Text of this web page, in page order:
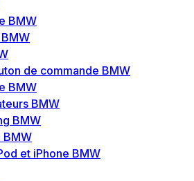
BMW
de commande BMW
BMW
BMW
BMW
BMW
et iPhone BMW